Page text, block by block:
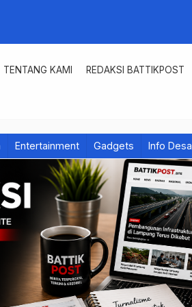
TENTANG KAMI REDAKSI BATTIKPOST
Entertainment Gadgets Info Desa